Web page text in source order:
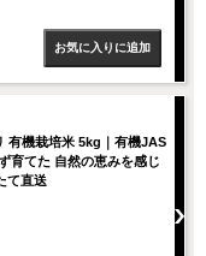
有機栽培米 5kg｜有機JAS
育てた 自然の恵みを感じ
て直送